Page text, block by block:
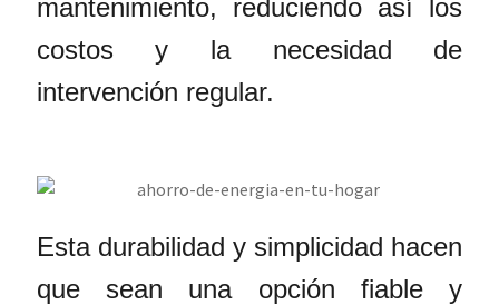
mantenimiento, reduciendo así los
costos y la necesidad de
intervención regular.
Esta durabilidad y simplicidad hacen
que sean una opción fiable y